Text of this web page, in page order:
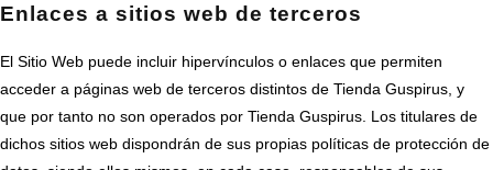
Enlaces a sitios web de terceros
El Sitio Web puede incluir hipervínculos o enlaces que permiten
acceder a páginas web de terceros distintos de Tienda Guspirus, y
que por tanto no son operados por Tienda Guspirus. Los titulares de
dichos sitios web dispondrán de sus propias políticas de protección de